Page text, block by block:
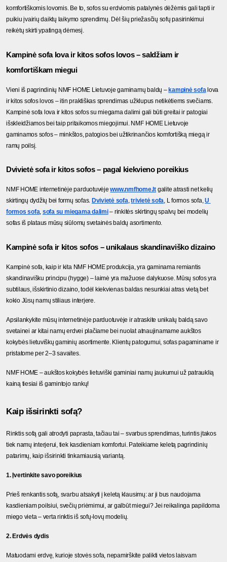
komfortiškomis lovomis. Be to, sofos su erdviomis patalynės dėžėmis gali tapti ir
puikiu įvairių daiktų laikymo sprendimų. Dėl šių priežasčių sofų pasirinkimui
reikėtų skirti ypatingą dėmesį.
Kampinė sofa lova ir kitos sofos lovos – saldžiam ir
komfortiškam miegui
Vieni iš pagrindinių NMF HOME Lietuvoje gaminamų baldų – kampinė sofa lova
ir kitos sofos lovos – itin praktiškas sprendimas užklupus netikėtiems svečiams.
Kampinė sofa lova ir kitos sofos su miegama dalimi gali būti greitai ir patogiai
išskleidžiamos bei taip pritaikomos miegojimui. NMF HOME Lietuvoje
gaminamos sofos – minkštos, patogios bei užtikrinančios komfortišką miegą ir
ramų poilsį.
Dvivietė sofa ir kitos sofos – pagal kiekvieno poreikius
NMF HOME internetinėje parduotuvėje www.nmfhome.lt galite atrasti net kelių
skirtingų dydžių bei formų sofas. Dvivietė sofa, trivietė sofa, L formos sofa, U
formos sofa, sofa su miegama dalimi – rinkitės skirtingų spalvų bei modelių
sofas iš plataus mūsų siūlomų svetainės baldų asortimento.
Kampinė sofa ir kitos sofos – unikalaus skandinaviško dizaino
Kampinė sofa, kaip ir kita NMF HOME produkcija, yra gaminama remiantis
skandinavišku principu (hygge) – laimė yra mažuose dalykuose. Mūsų sofos yra
subtilaus, išskirtinio dizaino, todėl kiekvienas baldas nesunkiai atras vietą bet
kokio Jūsų namų stiliaus interjere.
Apsilankykite mūsų internetinėje parduotuvėje ir atraskite unikalų baldą savo
svetainei ar kitai namų erdvei plačiame bei nuolat atnaujinamame aukštos
kokybės lietuviškų gaminių asortimente. Klientų patogumui, sofas pagaminame ir
pristatome per 2–3 savaites.
NMF HOME – aukštos kokybės lietuviški gaminiai namų jaukumui už patrauklią
kainą tiesiai iš gamintojo rankų!
Kaip išsirinkti sofą?
Rinktis sofą gali atrodyti paprasta, tačiau tai – svarbus sprendimas, turintis įtakos
tiek namų interjerui, tiek kasdieniam komfortui. Pateikiame keletą pagrindinių
patarimų, kaip išsirinkti tinkamiausią variantą.
1. Įvertinkite savo poreikius
Prieš renkantis sofą, svarbu atsakyti į keletą klausimų: ar ji bus naudojama
kasdieniam poilsiui, svečių priėmimui, ar galbūt miegui? Jei reikalinga papildoma
miego vieta – verta rinktis iš sofų-lovų modelių.
2. Erdvės dydis
Matuodami erdvę, kurioje stovės sofa, nepamirškite palikti vietos laisvam